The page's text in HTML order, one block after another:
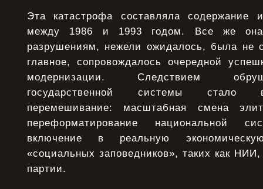
Эта катастрофа составляла содержание
между 1986 и 1993 годом. Все же
разрушениям, нежели ожидалось, была не
главное, сопровождалось очередной
модернизации. Следствием
государственной системы стало
перемешивание: масштабная смена
переформатирование национальной
включение в реальную
«социальных заповедников», таких как
партии.